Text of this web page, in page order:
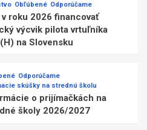
Obľúbené Odporúčame
roku 2026 financovať
výcvik pilota vrtuľníka
na Slovensku
Odporúčame
skúšky na strednú školu
o prijímačkách na
školy 2026/2027